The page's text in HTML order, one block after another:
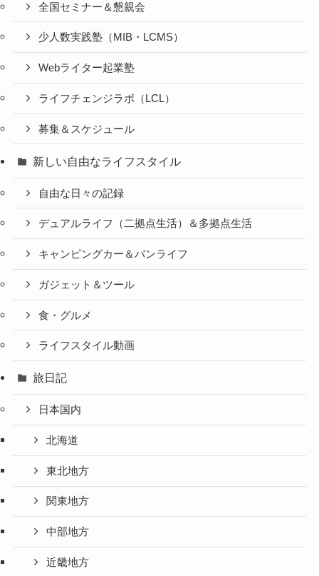
全国セミナー＆懇親会
少人数実践塾（MIB・LCMS）
Webライター起業塾
ライフチェンジラボ（LCL）
募集＆スケジュール
新しい自由なライフスタイル
自由な日々の記録
デュアルライフ（二拠点生活）＆多拠点生活
キャンピングカー＆バンライフ
ガジェット＆ツール
食・グルメ
ライフスタイル動画
旅日記
日本国内
北海道
東北地方
関東地方
中部地方
近畿地方